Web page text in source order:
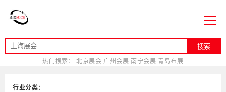
搜索
热门搜索：
北京展会 广州会展 南宁会展 青岛布展
行业分类：